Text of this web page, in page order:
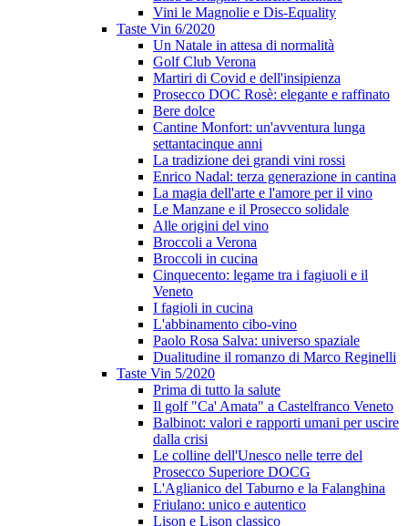
Vini le Magnolie e Dis-Equality
Taste Vin 6/2020
Un Natale in attesa di normalità
Golf Club Verona
Martiri di Covid e dell'insipienza
Prosecco DOC Rosè: elegante e raffinato
Bere dolce
Cantine Monfort: un'avventura lunga
settantacinque anni
La tradizione dei grandi vini rossi
Enrico Nadal: terza generazione in cantina
La magia dell'arte e l'amore per il vino
Le Manzane e il Prosecco solidale
Alle origini del vino
Broccoli a Verona
Broccoli in cucina
Cinquecento: legame tra i fagiuoli e il
Veneto
I fagioli in cucina
L'abbinamento cibo-vino
Paolo Rosa Salva: universo spaziale
Dualitudine il romanzo di Marco Reginelli
Taste Vin 5/2020
Prima di tutto la salute
Il golf "Ca' Amata" a Castelfranco Veneto
Balbinot: valori e rapporti umani per uscire
dalla crisi
Le colline dell'Unesco nelle terre del
Prosecco Superiore DOCG
L'Aglianico del Taburno e la Falanghina
Friulano: unico e autentico
Lison e Lison classico